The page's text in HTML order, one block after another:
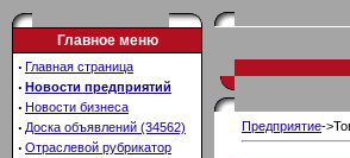
Главное меню
· Главная страница
· Новости предприятий
· Новости бизнеса
· Доска объявлений (34562)
· Отраслевой рубрикатор
Предприятие-